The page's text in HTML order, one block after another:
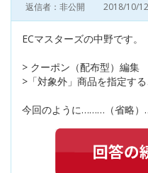
返信者：非公開 2018/10/
ECマスターズの中野です。
> クーポン（配布型）編集
>「対象外」商品を指定す
今回のように………（省略